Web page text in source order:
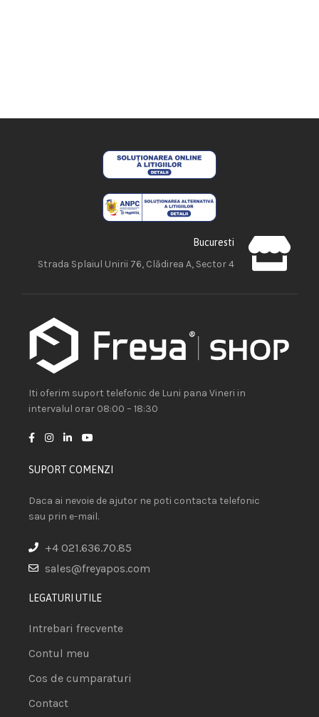
Bucuresti
Strada Splaiul Unirii 76, Clădirea A, Sector 4
Iti oferim suport telefonic de Luni pana Vineri in
intervalul orar 08:00 – 18:30
SUPORT COMENZI
Daca ai nevoie de ajutor ne poti contacta telefonic
sau prin e-mail.
+4 021.636.70.85
sales@freyapos.com
LEGATURI UTILE
Intrebari frecvente
Contul meu
Cos de cumparaturi
Contact